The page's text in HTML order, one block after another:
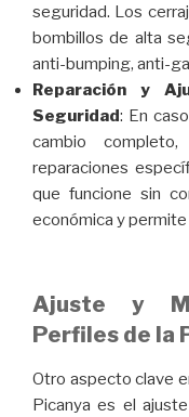
seguridad. Los
bombillos de alta
anti-bumping, anti-
Reparación y
Seguridad: En
cambio
reparaciones
que funcione sin
económica y permite
Ajuste y
Perfiles de la
Otro aspecto clave
Picanya es el